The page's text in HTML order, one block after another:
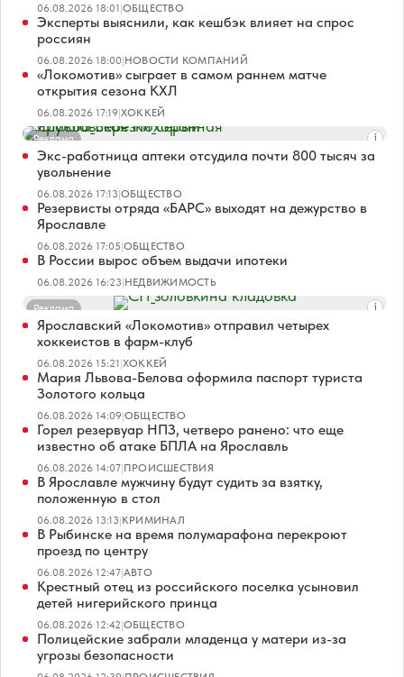
06.08.2026 18:01|ОБЩЕСТВО
Эксперты выяснили, как кешбэк влияет на спрос
россиян
06.08.2026 18:00|НОВОСТИ КОМПАНИЙ
«Локомотив» сыграет в самом раннем матче
открытия сезона КХЛ
06.08.2026 17:19|ХОККЕЙ
Реклама
Экс-работница аптеки отсудила почти 800 тысяч за
увольнение
06.08.2026 17:13|ОБЩЕСТВО
Резервисты отряда «БАРС» выходят на дежурство в
Ярославле
06.08.2026 17:05|ОБЩЕСТВО
В России вырос объем выдачи ипотеки
06.08.2026 16:23|НЕДВИЖИМОСТЬ
Реклама
Ярославский «Локомотив» отправил четырех
хоккеистов в фарм-клуб
06.08.2026 15:21|ХОККЕЙ
Мария Львова-Белова оформила паспорт туриста
Золотого кольца
06.08.2026 14:09|ОБЩЕСТВО
Горел резервуар НПЗ, четверо ранено: что еще
известно об атаке БПЛА на Ярославль
06.08.2026 14:07|ПРОИСШЕСТВИЯ
В Ярославле мужчину будут судить за взятку,
положенную в стол
06.08.2026 13:13|КРИМИНАЛ
В Рыбинске на время полумарафона перекроют
проезд по центру
06.08.2026 12:47|АВТО
Крестный отец из российского поселка усыновил
детей нигерийского принца
06.08.2026 12:42|ОБЩЕСТВО
Полицейские забрали младенца у матери из-за
угрозы безопасности